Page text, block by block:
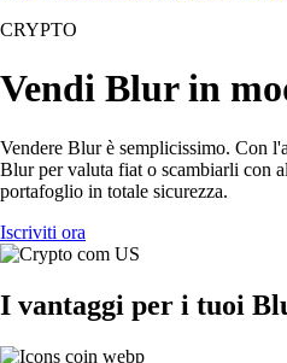
CRYPTO
Vendi Blur in
Vendere Blur è semplicissimo. Con
Blur per valuta fiat o scambiarli con
portafoglio in totale sicurezza.
Iscriviti ora
I vantaggi per i tuoi